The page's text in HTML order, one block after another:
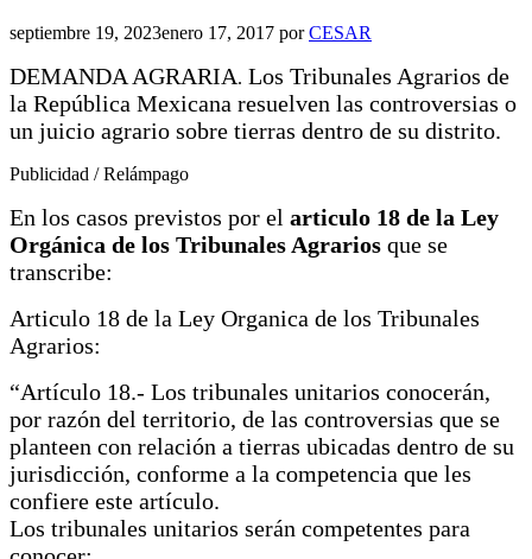
septiembre 19, 2023enero 17, 2017 porCESAR
DEMANDA AGRARIA. Los Tribunales Agrarios de
la República Mexicana resuelven las controversias o
un juicio agrario sobre tierras dentro de su distrito.
Publicidad / Relámpago
En los casos previstos por el articulo 18 de la Ley
Orgánica de los Tribunales Agrarios que se
transcribe:
Articulo 18 de la Ley Organica de los Tribunales
Agrarios:
“Artículo 18.- Los tribunales unitarios conocerán,
por razón del territorio, de las controversias que se
planteen con relación a tierras ubicadas dentro de su
jurisdicción, conforme a la competencia que les
confiere este artículo.
Los tribunales unitarios serán competentes para